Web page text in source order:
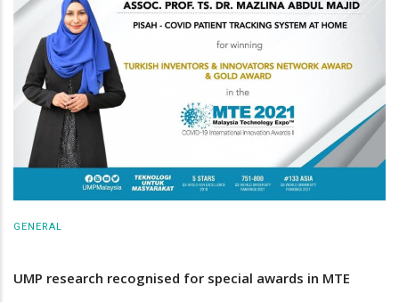
GENERAL
UMP research recognised for special awards in MTE